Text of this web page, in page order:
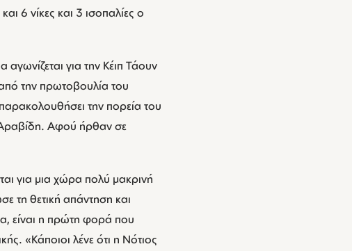
6 νίκες και 3 ισοπαλίες ο
για την Κέιπ Τάουν
την πρωτοβουλία του
την πορεία του
Αφού ήρθαν σε
για μια χώρα πολύ μακρινή
τη θετική απάντηση και
είναι η πρώτη φορά που
«Κάποιοι λένε ότι η Νότιος